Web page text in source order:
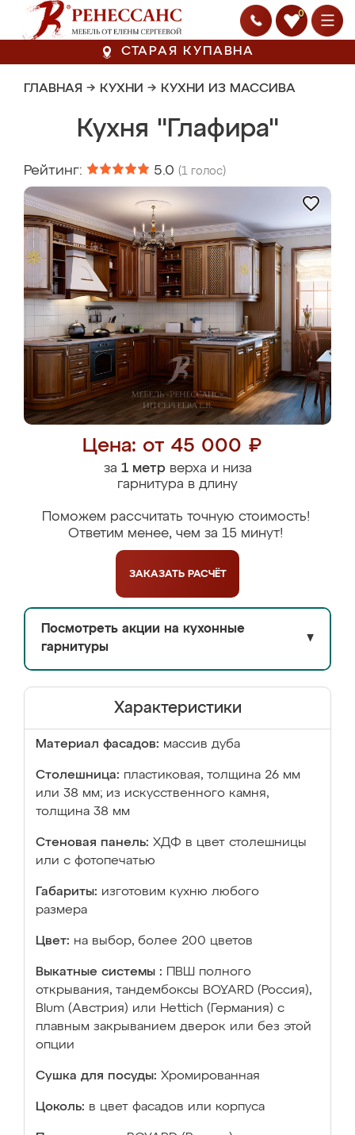
0
СТАРАЯ КУПАВНА
ГЛАВНАЯ → КУХНИ → КУХНИ ИЗ МАССИВА
Кухня "Глафира"
Рейтинг: 5.0 (1 голос)
Цена: от 45 000 ₽
за 1 метрверха и низа
гарнитура в длину
Поможем рассчитать точную стоимость!
Ответим менее, чем за 15 минут!
ЗАКАЗАТЬ РАСЧЁТ
Посмотреть акции на кухонные
гарнитуры
▼
Характеристики
Материал фасадов: массив дуба
Столешница: пластиковая, толщина 26 мм
или 38 мм; из искусственного камня,
толщина 38 мм
Стеновая панель: ХДФ в цвет столешницы
или с фотопечатью
Габариты: изготовим кухню любого
размера
Цвет: на выбор, более 200 цветов
Выкатные системы :
ПВШ полного
открывания, тандембоксы BOYARD (Россия),
Blum (Австрия) или Hettich (Германия) с
плавным закрыванием дверок или без этой
опции
Сушка для посуды: Хромированная
Цоколь: в цвет фасадов или корпуса